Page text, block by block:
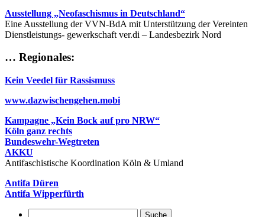
Ausstellung „Neofaschismus in Deutschland“
Eine Ausstellung der VVN-BdA mit Unterstützung der Vereinten
Dienstleistungs- gewerkschaft ver.di – Landesbezirk Nord
… Regionales:
Kein Veedel für Rassismuss
www.dazwischengehen.mobi
Kampagne „Kein Bock auf pro NRW“
Köln ganz rechts
Bundeswehr-Wegtreten
AKKU
Antifaschistische Koordination Köln & Umland
Antifa Düren
Antifa Wipperfürth